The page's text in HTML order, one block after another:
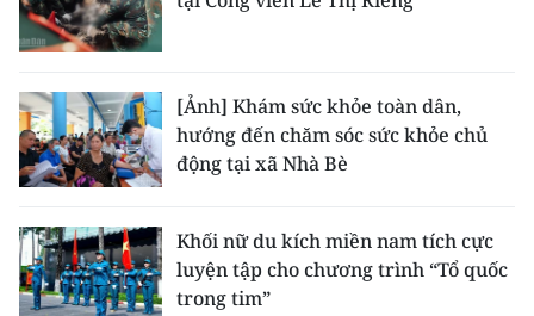
[Ảnh] Khám sức khỏe toàn dân,
hướng đến chăm sóc sức khỏe chủ
động tại xã Nhà Bè
Khối nữ du kích miền nam tích cực
luyện tập cho chương trình “Tổ quốc
trong tim”